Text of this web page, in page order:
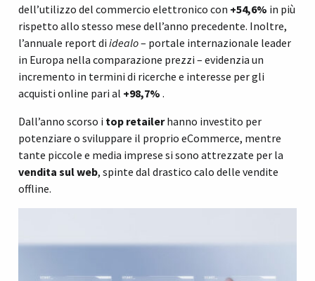
dell’utilizzo del commercio elettronico con +54,6% in più
rispetto allo stesso mese dell’anno precedente. Inoltre,
l’annuale report di idealo– portale internazionale leader
in Europa nella comparazione prezzi – evidenzia un
incremento in termini di ricerche e interesse per gli
acquisti online pari al +98,7% .
Dall’anno scorso i top retailerhanno investito per
potenziare o sviluppare il proprio eCommerce, mentre
tante piccole e media imprese si sono attrezzate per la
vendita sul web, spinte dal drastico calo delle vendite
offline.